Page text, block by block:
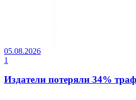
05.08.2026
1
Издатели потеряли 34%